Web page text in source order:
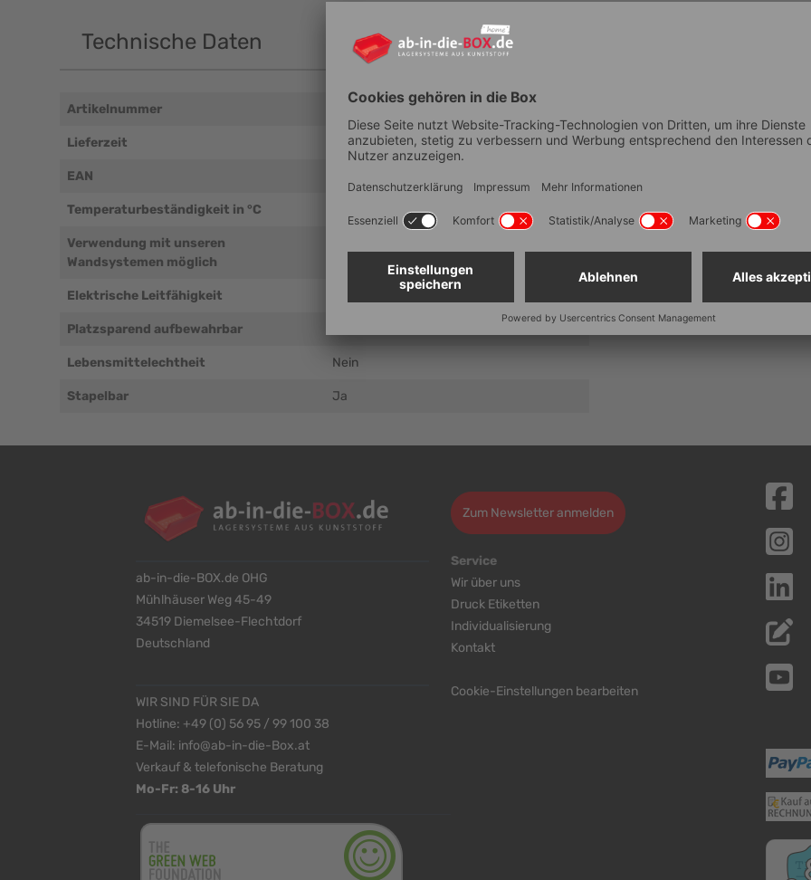
Technische Daten
Artikelnummer
Lieferzeit 2-3 Tage
EAN
Temperaturbeständigkeit in °C -20°C bis +80°C
Verwendung mit unseren
Wandsystemen möglich
Nein
Elektrische Leitfähigkeit
Platzsparend aufbewahrbar
Lebensmittelechtheit Nein
Stapelbar Ja
Bitte nehmen Sie die
hier nachlesen
ab-in-die-BOX.de OHG
Mühlhäuser Weg 45-49
34519 Diemelsee-Flechtdorf
Deutschland
WIR SIND FÜR SIE DA
Hotline: +49 (0) 56 95 / 99 100 38
E-Mail: info@ab-in-die-Box.at
Verkauf & telefonische Beratung
Mo-Fr: 8-16 Uhr
Zum Newsletter anmelden
Service
Wir über uns
Druck Etiketten
Individualisierung
Kontakt
Cookie-Einstellungen bearbeiten